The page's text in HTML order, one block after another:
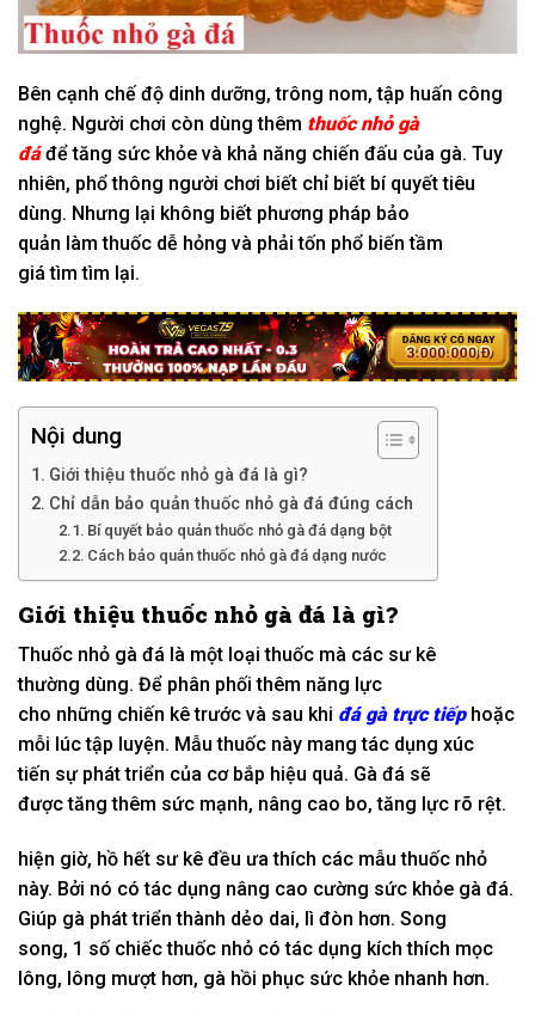
Bên cạnh chế độ dinh dưỡng,trông nom,tập huấn công
nghệ. Người chơi còn dùng thêm thuốc nhỏ gà
đáđểtăng sức khỏe và khả năng chiến đấu của gà. Tuy
nhiên, phổ thông người chơi biết chỉ biết bí quyết tiêu
dùng. Nhưng lại không biết phương pháp bảo
quản làm thuốc dễ hỏng và phải tốn phổ biến tầm
giá tìm tìm lại.
Nội dung
Giới thiệu thuốc nhỏ gà đá là gì?
Chỉ dẫn bảo quản thuốc nhỏ gà đá đúng cách
Bí quyết bảo quản thuốc nhỏ gà đá dạng bột
Cách bảo quản thuốc nhỏ gà đá dạng nước
Giới thiệu thuốc nhỏ gà đá là gì?
Thuốc nhỏ gà đá là một loại thuốc mà các sư kê
thường dùng. Để phân phối thêm năng lực
cho những chiến kê trước và sau khi đá gà trực tiếphoặc
mỗi lúc tập luyện. Mẫu thuốc này mang tác dụng xúc
tiến sự phát triển của cơ bắp hiệu quả. Gà đá sẽ
đượctăng thêm sức mạnh, nâng cao bo,tăng lực rõ rệt.
hiện giờ, hồ hết sư kê đều ưa thích các mẫu thuốc nhỏ
này. Bởi nó có tác dụng nâng cao cường sức khỏe gà đá.
Giúp gà phát triển thành dẻo dai, lì đòn hơn. Song
song, 1 số chiếcthuốc nhỏ có tác dụng kích thích mọc
lông, lông mượt hơn, gà hồi phục sức khỏe nhanh hơn.